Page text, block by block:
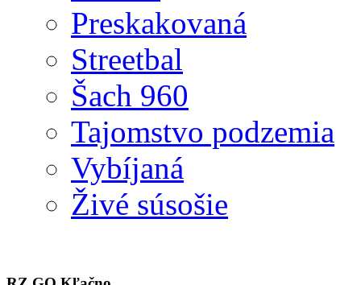
Preskakovaná
Streetbal
Šach 960
Tajomstvo podzemia
Vybíjaná
Živé súsošie